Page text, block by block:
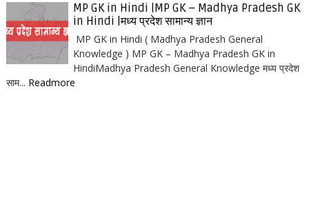
MP GK in Hindi |MP GK – Madhya Pradesh GK
in Hindi |मध्य प्रदेश सामान्य ज्ञान
MP GK in Hindi ( Madhya Pradesh General
Knowledge ) MP GK – Madhya Pradesh GK in
HindiMadhya Pradesh General Knowledge मध्य प्रदेश
साम... Readmore